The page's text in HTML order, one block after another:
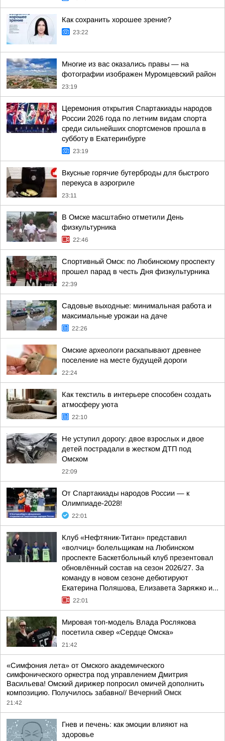
Как сохранить хорошее зрение?
23:22
Многие из вас оказались правы — на
фотографии изображен Муромцевский район
23:19
Церемония открытия Спартакиады народов
России 2026 года по летним видам спорта
среди сильнейших спортсменов прошла в
субботу в Екатеринбурге
23:19
Вкусные горячие бутерброды для быстрого
перекуса в аэрогриле
23:11
В Омске масштабно отметили День
физкультурника
22:46
Спортивный Омск: по Любинскому проспекту
прошел парад в честь Дня физкультурника
22:39
Садовые выходные: минимальная работа и
максимальные урожаи на даче
22:26
Омские археологи раскапывают древнее
поселение на месте будущей дороги
22:24
Как текстиль в интерьере способен создать
атмосферу уюта
22:10
Не уступил дорогу: двое взрослых и двое
детей пострадали в жестком ДТП под
Омском
22:09
От Спартакиады народов России — к
Олимпиаде-2028!
22:01
Клуб «Нефтяник-Титан» представил
«волчиц» болельщикам на Любинском
проспекте Баскетбольный клуб презентовал
обновлённый состав на сезон 2026/27. За
команду в новом сезоне дебютируют
Екатерина Поляшова, Елизавета Заряжко и...
22:01
Мировая топ-модель Влада Рослякова
посетила сквер «Сердце Омска»
21:42
«Симфония лета» от Омского академического
симфонического оркестра под управлением Дмитрия
Васильева! Омский дирижер попросил омичей дополнить
композицию. Получилось забавно// Вечерний Омск
21:42
Гнев и печень: как эмоции влияют на
здоровье